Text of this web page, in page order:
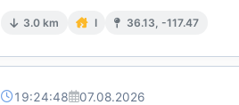
3.0 km I 36.13, -117.47
19:24:48 07.08.2026